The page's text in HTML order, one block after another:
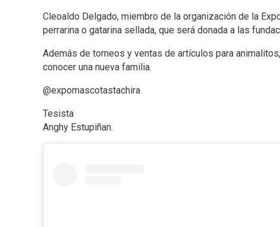
Cleoaldo Delgado, miembro de la organización de la
perrarina o gatarina sellada, que será donada a las
Además de torneos y ventas de artículos para
conocer una nueva familia.
@expomascotastachira
Tesista
Anghy Estupiñan.